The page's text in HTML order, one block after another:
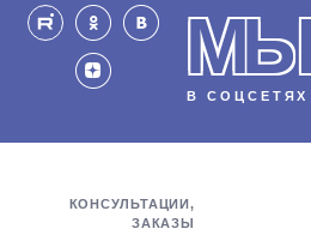
МЫ
В СОЦСЕТЯХ
КОНСУЛЬТАЦИИ,
ЗАКАЗЫ